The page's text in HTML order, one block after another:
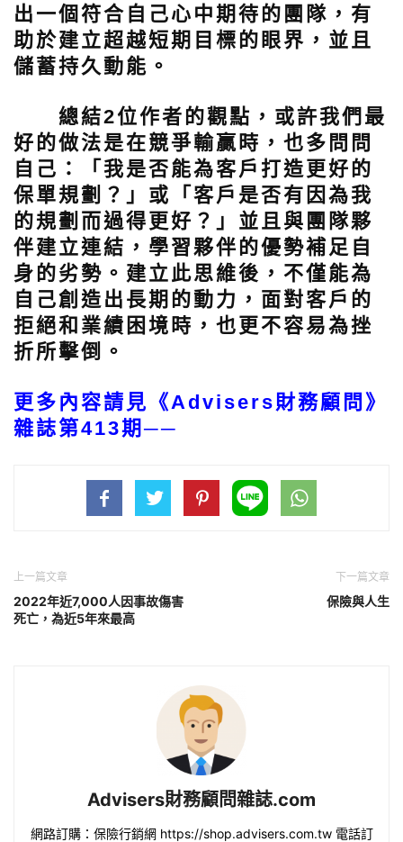
出一個符合自己心中期待的團隊，有
助於建立超越短期目標的眼界，並且
儲蓄持久動能。
總結2位作者的觀點，或許我們最
好的做法是在競爭輸贏時，也多問問
自己：「我是否能為客戶打造更好的
保單規劃？」或「客戶是否有因為我
的規劃而過得更好？」並且與團隊夥
伴建立連結，學習夥伴的優勢補足自
身的劣勢。建立此思維後，不僅能為
自己創造出長期的動力，面對客戶的
拒絕和業績困境時，也更不容易為挫
折所擊倒。
更多內容請見《Advisers財務顧問》
雜誌第413期──
上一篇文章
2022年近7,000人因事故傷害
死亡，為近5年來最高
下一篇文章
保險與人生
Advisers財務顧問雜誌.com
網路訂購：保險行銷網 https://shop.advisers.com.tw 電話訂